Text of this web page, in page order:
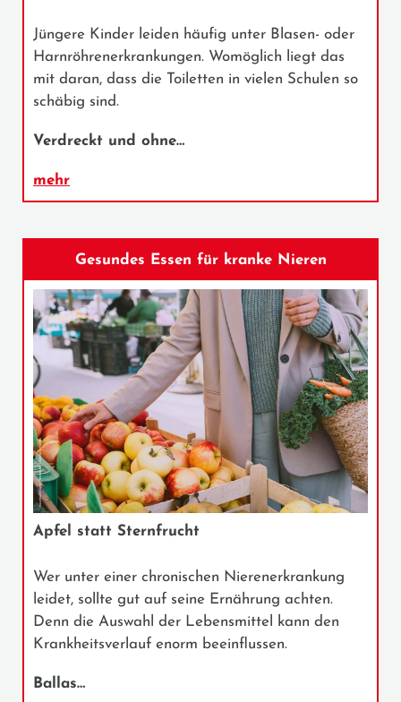
Jüngere Kinder leiden häufig unter Blasen- oder
Harnröhrenerkrankungen. Womöglich liegt das
mit daran, dass die Toiletten in vielen Schulen so
schäbig sind.
Verdreckt und ohne…
mehr
Gesundes Essen für kranke Nieren
Apfel statt Sternfrucht
Wer unter einer chronischen Nierenerkrankung
leidet, sollte gut auf seine Ernährung achten.
Denn die Auswahl der Lebensmittel kann den
Krankheitsverlauf enorm beeinflussen.
Ballas…